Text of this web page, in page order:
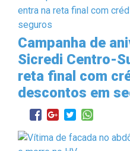
Campanha de
Sicredi Centro-
reta final com
descontos em